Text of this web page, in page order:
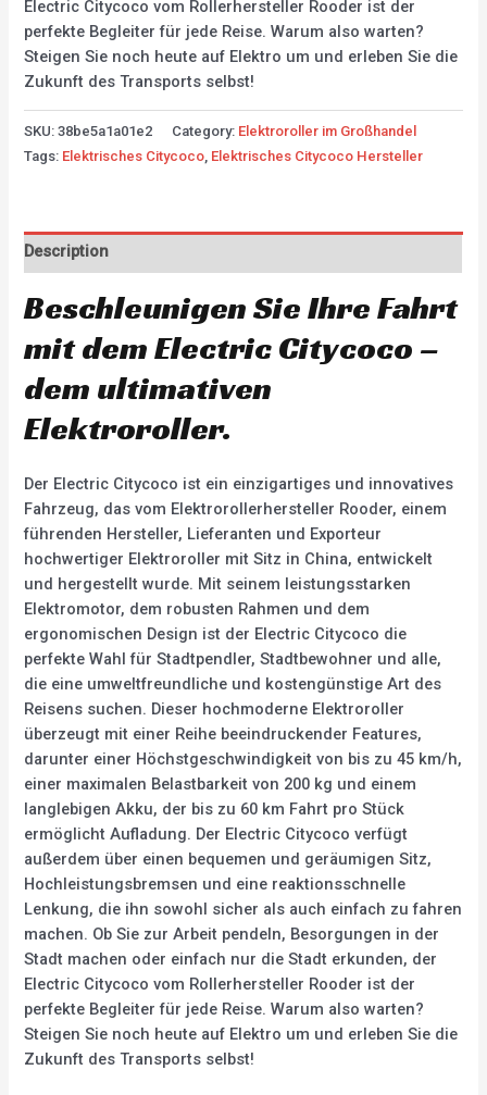
Electric Citycoco vom Rollerhersteller Rooder ist der
perfekte Begleiter für jede Reise. Warum also warten?
Steigen Sie noch heute auf Elektro um und erleben Sie die
Zukunft des Transports selbst!
SKU:38be5a1a01e2 Category: Elektroroller im Großhandel
Tags: Elektrisches Citycoco Elektrisches Citycoco Hersteller
Description
Beschleunigen Sie Ihre Fahrt
mit dem Electric Citycoco –
dem ultimativen
Elektroroller.
Der Electric Citycoco ist ein einzigartiges und innovatives
Fahrzeug, das vom Elektrorollerhersteller Rooder, einem
führenden Hersteller, Lieferanten und Exporteur
hochwertiger Elektroroller mit Sitz in China, entwickelt
und hergestellt wurde. Mit seinem leistungsstarken
Elektromotor, dem robusten Rahmen und dem
ergonomischen Design ist der Electric Citycoco die
perfekte Wahl für Stadtpendler, Stadtbewohner und alle,
die eine umweltfreundliche und kostengünstige Art des
Reisens suchen. Dieser hochmoderne Elektroroller
überzeugt mit einer Reihe beeindruckender Features,
darunter einer Höchstgeschwindigkeit von bis zu 45 km/h,
einer maximalen Belastbarkeit von 200 kg und einem
langlebigen Akku, der bis zu 60 km Fahrt pro Stück
ermöglicht Aufladung. Der Electric Citycoco verfügt
außerdem über einen bequemen und geräumigen Sitz,
Hochleistungsbremsen und eine reaktionsschnelle
Lenkung, die ihn sowohl sicher als auch einfach zu fahren
machen. Ob Sie zur Arbeit pendeln, Besorgungen in der
Stadt machen oder einfach nur die Stadt erkunden, der
Electric Citycoco vom Rollerhersteller Rooder ist der
perfekte Begleiter für jede Reise. Warum also warten?
Steigen Sie noch heute auf Elektro um und erleben Sie die
Zukunft des Transports selbst!